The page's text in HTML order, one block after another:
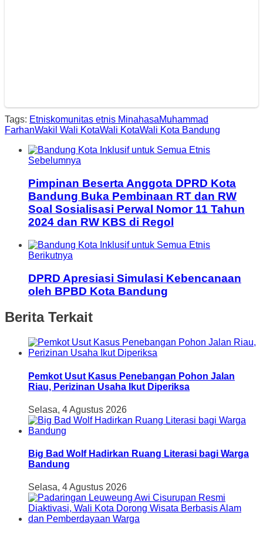
Tags: Etniskomunitas etnis MinahasaMuhammad
FarhanWakil Wali KotaWali KotaWali Kota Bandung
Sebelumnya
Pimpinan Beserta Anggota DPRD Kota
Bandung Buka Pembinaan RT dan RW
Soal Sosialisasi Perwal Nomor 11 Tahun
2024 dan RW KBS di Regol
Berikutnya
DPRD Apresiasi Simulasi Kebencanaan
oleh BPBD Kota Bandung
Berita Terkait
Pemkot Usut Kasus Penebangan Pohon Jalan
Riau, Perizinan Usaha Ikut Diperiksa
Selasa, 4 Agustus 2026
Big Bad Wolf Hadirkan Ruang Literasi bagi Warga
Bandung
Selasa, 4 Agustus 2026